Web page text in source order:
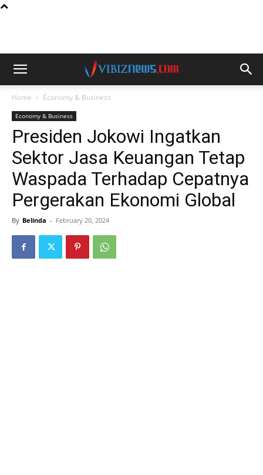
Home Economy & Business
Economy & Business
Presiden Jokowi Ingatkan
Sektor Jasa Keuangan Tetap
Waspada Terhadap Cepatnya
Pergerakan Ekonomi Global
By Belinda - February 20, 2024